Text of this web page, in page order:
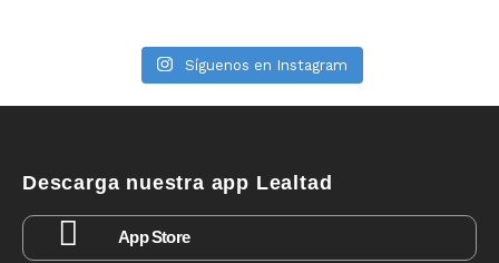
Síguenos en Instagram
Descarga nuestra app Lealtad
App Store